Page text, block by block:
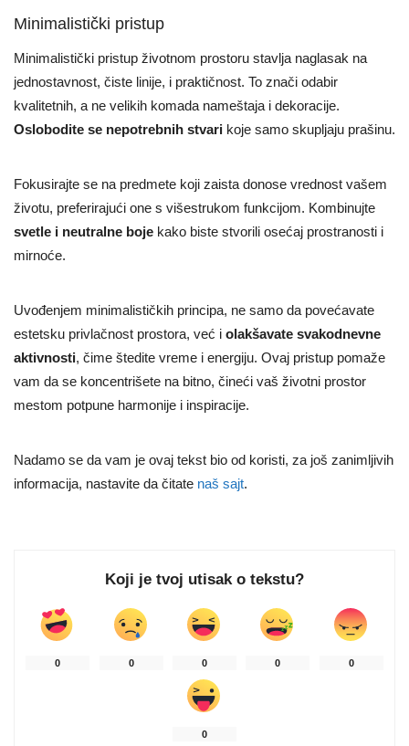
Minimalistički pristup
Minimalistički pristup životnom prostoru stavlja naglasak na
jednostavnost, čiste linije, i praktičnost. To znači odabir
kvalitetnih, a ne velikih komada nameštaja i dekoracije.
Oslobodite se nepotrebnih stvari koje samo skupljaju prašinu.
Fokusirajte se na predmete koji zaista donose vrednost vašem
životu, preferirajući one s višestrukom funkcijom. Kombinujte
svetle i neutralne boje kako biste stvorili osećaj prostranosti i
mirnoće.
Uvođenjem minimalističkih principa, ne samo da povećavate
estetsku privlačnost prostora, već i olakšavate svakodnevne
aktivnosti, čime štedite vreme i energiju. Ovaj pristup pomaže
vam da se koncentrišete na bitno, čineći vaš životni prostor
mestom potpune harmonije i inspiracije.
Nadamo se da vam je ovaj tekst bio od koristi, za još zanimljivih
informacija, nastavite da čitate naš sajt.
Koji je tvoj utisak o tekstu?
0 0 0 0 0
0